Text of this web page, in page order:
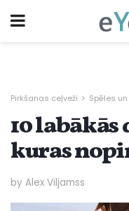
Pirkšanas ceļveži Spēles
10 labākās
kuras
by Alex Viljamss